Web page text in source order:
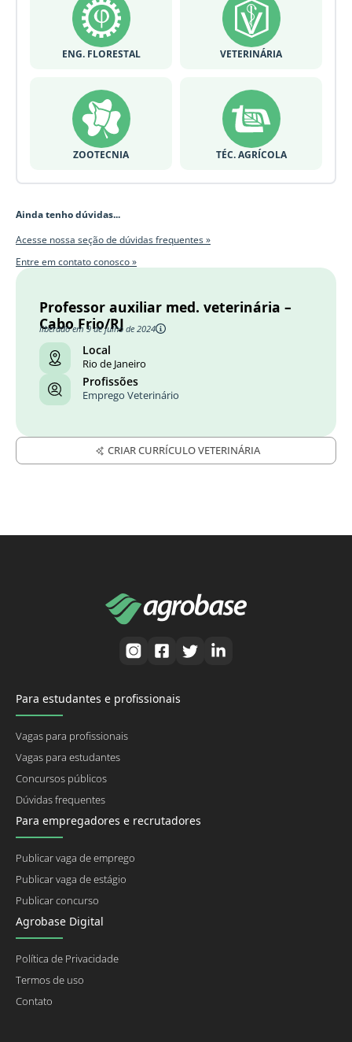
ENG. FLORESTAL VETERINÁRIA
ZOOTECNIA TÉC. AGRÍCOLA
Ainda tenho dúvidas...
Acesse nossa seção de dúvidas frequentes »
Entre em contato conosco »
Professor auxiliar med. veterinária –
Cabo Frio/RJ
liberado em 9 de julho de 2024
Local
Rio de Janeiro
Profissões
Emprego Veterinário
CRIAR CURRÍCULO VETERINÁRIA
Para estudantes e profissionais
Vagas para profissionais
Vagas para estudantes
Concursos públicos
Dúvidas frequentes
Para empregadores e recrutadores
Publicar vaga de emprego
Publicar vaga de estágio
Publicar concurso
Agrobase Digital
Política de Privacidade
Termos de uso
Contato